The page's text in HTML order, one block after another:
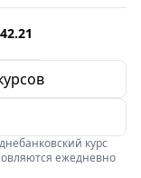
курс
ежедневно